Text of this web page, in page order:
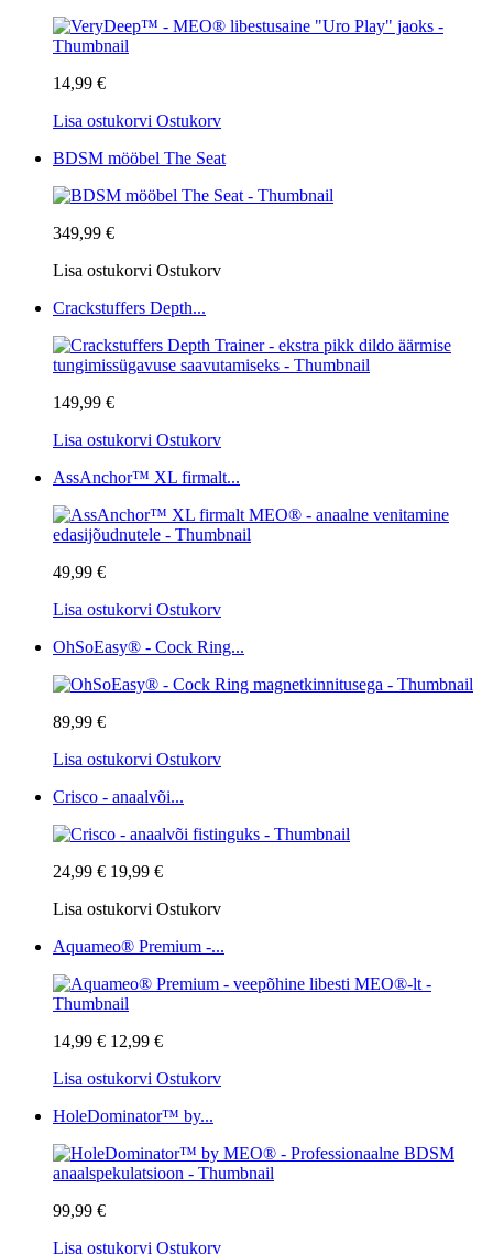
14,99 €
Lisa ostukorvi Ostukorv
BDSM mööbel The Seat
349,99 €
Lisa ostukorvi Ostukorv
Crackstuffers Depth...
149,99 €
Lisa ostukorvi Ostukorv
AssAnchor™ XL firmalt...
49,99 €
Lisa ostukorvi Ostukorv
OhSoEasy® - Cock Ring...
89,99 €
Lisa ostukorvi Ostukorv
Crisco - anaalvõi...
24,99 € 19,99 €
Lisa ostukorvi Ostukorv
Aquameo® Premium -...
14,99 € 12,99 €
Lisa ostukorvi Ostukorv
HoleDominator™ by...
99,99 €
Lisa ostukorvi Ostukorv